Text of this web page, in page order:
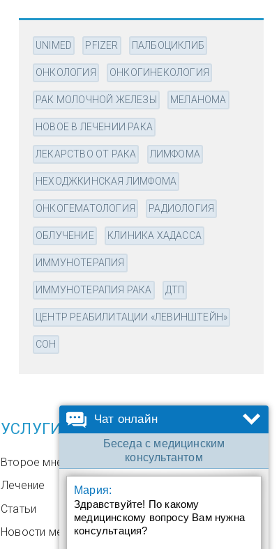
UNIMED PFIZER ПАЛБОЦИКЛИБ
ОНКОЛОГИЯ ОНКОГИНЕКОЛОГИЯ
РАК МОЛОЧНОЙ ЖЕЛЕЗЫ МЕЛАНОМА
НОВОЕ В ЛЕЧЕНИИ РАКА
ЛЕКАРСТВО ОТ РАКА ЛИМФОМА
НЕХОДЖКИНСКАЯ ЛИМФОМА
ОНКОГЕМАТОЛОГИЯ РАДИОЛОГИЯ
ОБЛУЧЕНИЕ КЛИНИКА ХАДАССА
ИММУНОТЕРАПИЯ
ИММУНОТЕРАПИЯ РАКА ДТП
ЦЕНТР РЕАБИЛИТАЦИИ «ЛЕВИНШТЕЙН»
СОН
УСЛУГИ
Второе мнение
Лечение
Статьи
Новости медицины
Чат онлайн
Беседа с медицинским
консультантом
Мария:
Здравствуйте! По какому
медицинскому вопросу Вам нужна
консультация?